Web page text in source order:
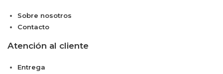
Sobre nosotros
Contacto
Atención al cliente
Entrega